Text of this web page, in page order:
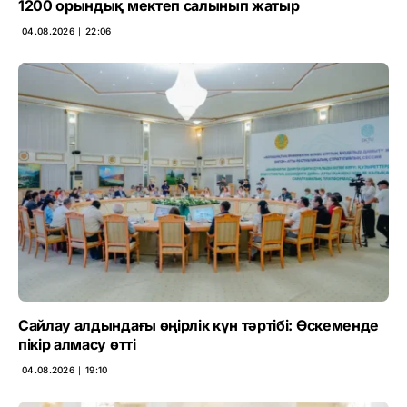
1200 орындық мектеп салынып жатыр
04.08.2026 ∣ 22:06
Сайлау алдындағы өңірлік күн тәртібі: Өскеменде
пікір алмасу өтті
04.08.2026 ∣ 19:10